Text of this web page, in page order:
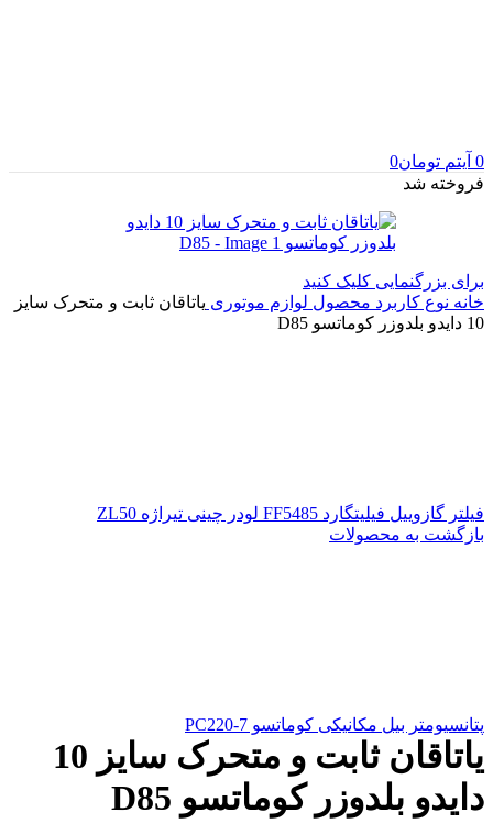
0 آیتم تومان0
فروخته شد
برای بزرگنمایی کلیک کنید
خانه نوع کاربرد محصول لوازم موتوری یاتاقان ثابت و متحرک سایز
10 دایدو بلدوزر کوماتسو D85
فیلتر گازوییل فیلیتگارد FF5485 لودر چینی تیراژه ZL50
بازگشت به محصولات
پتانسیومتر بیل مکانیکی کوماتسو PC220-7
یاتاقان ثابت و متحرک سایز 10
دایدو بلدوزر کوماتسو D85